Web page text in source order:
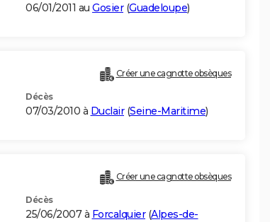
06/01/2011 au Gosier(Guadeloupe)
Créer une cagnotte obsèques
Décès
07/03/2010 à Duclair(Seine-Maritime)
Créer une cagnotte obsèques
Décès
25/06/2007 à Forcalquier(Alpes-de-